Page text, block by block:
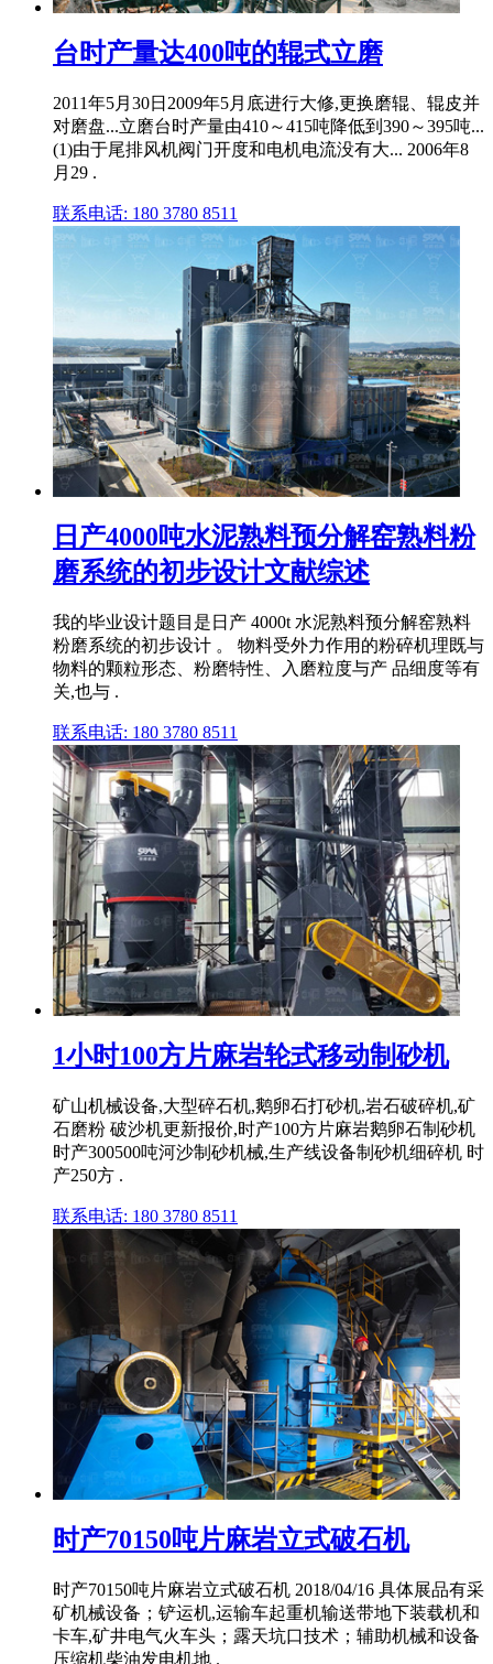
台时产量达400吨的辊式立磨
2011年5月30日2009年5月底进行大修,更换磨辊、辊皮并
对磨盘...立磨台时产量由410～415吨降低到390～395吨...
(1)由于尾排风机阀门开度和电机电流没有大... 2006年8
月29 .
联系电话: 180 3780 8511
日产4000吨水泥熟料预分解窑熟料粉
磨系统的初步设计文献综述
我的毕业设计题目是日产 4000t 水泥熟料预分解窑熟料
粉磨系统的初步设计 。 物料受外力作用的粉碎机理既与
物料的颗粒形态、粉磨特性、入磨粒度与产 品细度等有
关,也与 .
联系电话: 180 3780 8511
1小时100方片麻岩轮式移动制砂机
矿山机械设备,大型碎石机,鹅卵石打砂机,岩石破碎机,矿
石磨粉 破沙机更新报价,时产100方片麻岩鹅卵石制砂机
时产300500吨河沙制砂机械,生产线设备制砂机细碎机 时
产250方 .
联系电话: 180 3780 8511
时产70150吨片麻岩立式破石机
时产70150吨片麻岩立式破石机 2018/04/16 具体展品有采
矿机械设备；铲运机,运输车起重机输送带地下装载机和
卡车,矿井电气火车头；露天坑口技术；辅助机械和设备
压缩机柴油发电机地 .